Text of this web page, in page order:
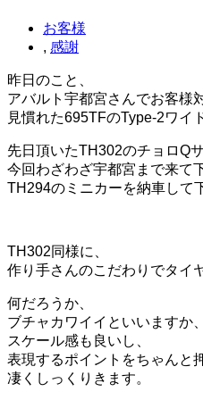
お客様
, 感謝
昨日のこと、
アバルト宇都宮さんでお客様
見慣れた695TFのType-2ワイ
先日頂いたTH302のチョロQ
今回わざわざ宇都宮まで来て
TH294のミニカーを納車して
TH302同様に、
作り手さんのこだわりでタイ
何だろうか、
ブチャカワイイといいますか、
スケール感も良いし、
表現するポイントをちゃんと
凄くしっくりきます。